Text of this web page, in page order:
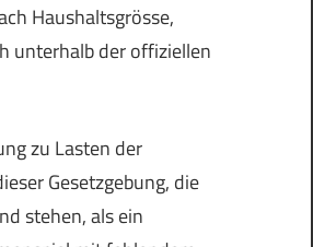
Haushaltsgrösse,
unterhalb der offiziellen
zu Lasten der
Gesetzgebung, die
stehen, als ein